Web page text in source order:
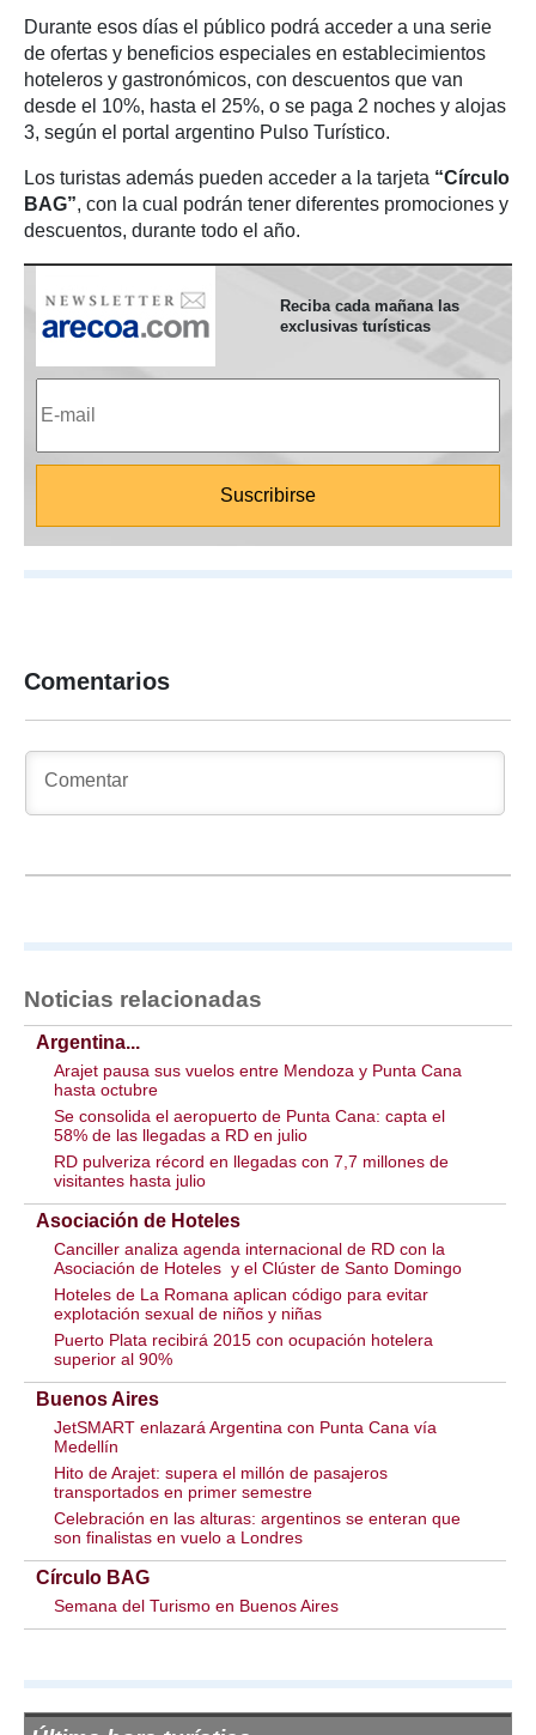
Durante esos días el público podrá acceder a una serie
de ofertas y beneficios especiales en establecimientos
hoteleros y gastronómicos, con descuentos que van
desde el 10%, hasta el 25%, o se paga 2 noches y alojas
3, según el portal argentino Pulso Turístico.
Los turistas además pueden acceder a la tarjeta “Círculo
BAG”, con la cual podrán tener diferentes promociones y
descuentos, durante todo el año.
Reciba cada mañana las
exclusivas turísticas
Comentarios
Noticias relacionadas
Argentina...
Arajet pausa sus vuelos entre Mendoza y Punta Cana
hasta octubre
Se consolida el aeropuerto de Punta Cana: capta el
58% de las llegadas a RD en julio
RD pulveriza récord en llegadas con 7,7 millones de
visitantes hasta julio
Asociación de Hoteles
Canciller analiza agenda internacional de RD con la
Asociación de Hoteles y el Clúster de Santo Domingo
Hoteles de La Romana aplican código para evitar
explotación sexual de niños y niñas
Puerto Plata recibirá 2015 con ocupación hotelera
superior al 90%
Buenos Aires
JetSMART enlazará Argentina con Punta Cana vía
Medellín
Hito de Arajet: supera el millón de pasajeros
transportados en primer semestre
Celebración en las alturas: argentinos se enteran que
son finalistas en vuelo a Londres
Círculo BAG
Semana del Turismo en Buenos Aires